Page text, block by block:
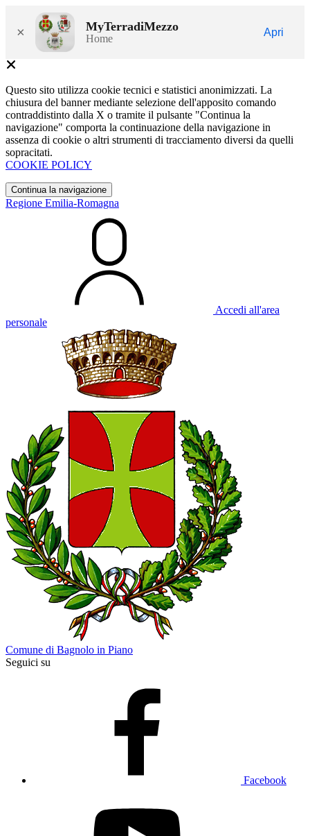
× MyTerradiMezzo
Home
Apri
Questo sito utilizza cookie tecnici e statistici anonimizzati. La
chiusura del banner mediante selezione dell'apposito comando
contraddistinto dalla X o tramite il pulsante "Continua la
navigazione" comporta la continuazione della navigazione in
assenza di cookie o altri strumenti di tracciamento diversi da quelli
sopracitati.
COOKIE POLICY
Continua la navigazione
Regione Emilia-Romagna
Accedi all'area
personale
Comune di Bagnolo in Piano
Seguici su
Facebook